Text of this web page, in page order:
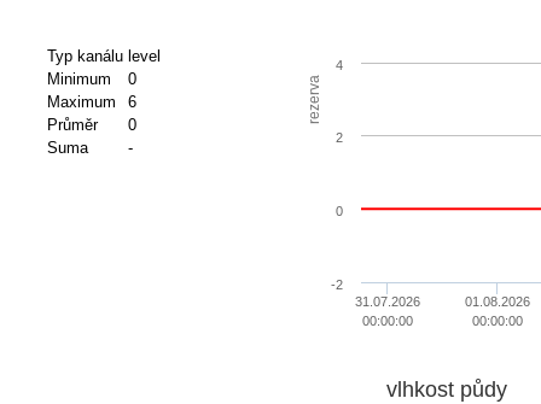
Typ kanálu level
Minimum
0
Maximum
6
Průměr
0
Suma
-
rezerva
31.07.2026
00:00:00
01.08.2026
00:00:00
0
2
4
-2
vlhkost půdy